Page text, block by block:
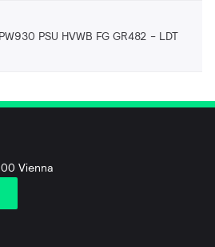
PSU HVWB FG GR482 LDT
Vienna